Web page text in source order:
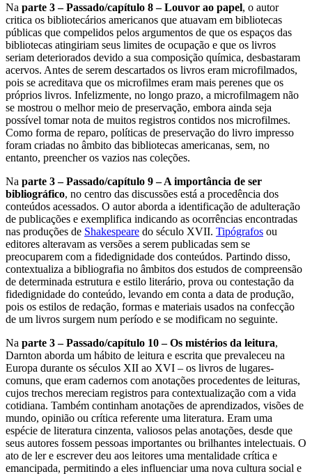
Na parte 3 – Passado/capítulo 8 – Louvor ao papel, o autor
critica os bibliotecários americanos que atuavam em bibliotecas
públicas que compelidos pelos argumentos de que os espaços das
bibliotecas atingiriam seus limites de ocupação e que os livros
seriam deteriorados devido a sua composição química, desbastaram
acervos. Antes de serem descartados os livros eram microfilmados,
pois se acreditava que os microfilmes eram mais perenes que os
próprios livros. Infelizmente, no longo prazo, a microfilmagem não
se mostrou o melhor meio de preservação, embora ainda seja
possível tomar nota de muitos registros contidos nos microfilmes.
Como forma de reparo, políticas de preservação do livro impresso
foram criadas no âmbito das bibliotecas americanas, sem, no
entanto, preencher os vazios nas coleções.
Na parte 3 – Passado/capítulo 9 – A importância de ser
bibliográfico, no centro das discussões está a procedência dos
conteúdos acessados. O autor aborda a identificação de adulteração
de publicações e exemplifica indicando as ocorrências encontradas
nas produções de Shakespeare do século XVII. Tipógrafos ou
editores alteravam as versões a serem publicadas sem se
preocuparem com a fidedignidade dos conteúdos. Partindo disso,
contextualiza a bibliografia no âmbitos dos estudos de compreensão
de determinada estrutura e estilo literário, prova ou contestação da
fidedignidade do conteúdo, levando em conta a data de produção,
pois os estilos de redação, formas e materiais usados na confecção
de um livros surgem num período e se modificam no seguinte.
Na parte 3 – Passado/capítulo 10 – Os mistérios da leitura,
Darnton aborda um hábito de leitura e escrita que prevaleceu na
Europa durante os séculos XII ao XVI – os livros de lugares-
comuns, que eram cadernos com anotações procedentes de leituras,
cujos trechos mereciam registros para contextualização com a vida
cotidiana. Também continham anotações de aprendizados, visões de
mundo, opinião ou crítica referente uma literatura. Eram uma
espécie de literatura cinzenta, valiosos pelas anotações, desde que
seus autores fossem pessoas importantes ou brilhantes intelectuais. O
ato de ler e escrever deu aos leitores uma mentalidade crítica e
emancipada, permitindo a eles influenciar uma nova cultura social e